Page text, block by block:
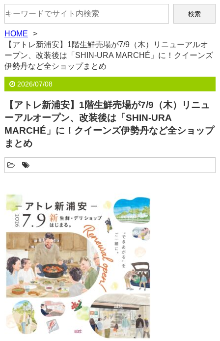
HOME
【アトレ新浦安】1階生鮮売場が7/9（木）リニューアルオ
ープン、改装後は「SHIN-URA MARCHÉ」に！クイーンズ
伊勢丹など全ショップまとめ
2026/07/08
【アトレ新浦安】1階生鮮売場が7/9（木）リニュ
ーアルオープン、改装後は「SHIN-URA
MARCHÉ」に！クイーンズ伊勢丹など全ショップ
まとめ